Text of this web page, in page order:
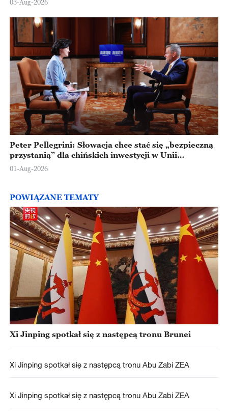
03-Aug-2026
Peter Pellegrini: Słowacja chce stać się „bezpieczną
przystanią” dla chińskich inwestycji w Unii
Europejskiej
01-Aug-2026
POWIĄZANE TEMATY
Xi Jinping spotkał się z następcą tronu Brunei
Xi Jinping spotkał się z następcą tronu Abu Zabi ZEA
Xi Jinping spotkał się z następcą tronu Abu Zabi ZEA